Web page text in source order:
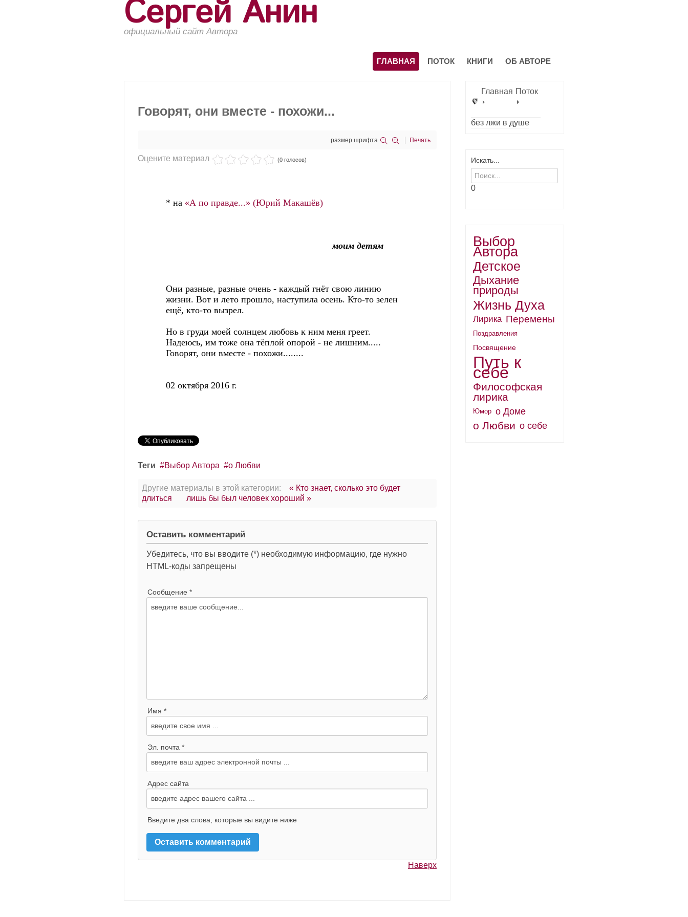
Сергей Анин
официальный сайт Автора
ГЛАВНАЯ ПОТОК КНИГИ ОБ АВТОРЕ
Говорят, они вместе - похожи...
размер шрифта Печать
Оцените материал (0 голосов)
* на«А по правде...» (Юрий Макашёв)
моим детям
Они разные, разные очень - каждый гнёт свою линию
жизни. Вот и лето прошло, наступила осень. Кто-то зелен
ещё, кто-то вызрел.
Но в груди моей солнцем любовь к ним меня греет.
Надеюсь, им тоже она тёплой опорой - не лишним.....
Говорят, они вместе - похожи........
02 октября 2016 г.
Теги Выбор Автора о Любви
Другие материалы в этой категории:
« Кто знает, сколько это будет
длиться
лишь бы был человек хороший »
Оставить комментарий
Убедитесь, что вы вводите (*) необходимую информацию, где нужно
HTML-коды запрещены
Сообщение *
Имя *
Эл. почта *
Адрес сайта
Введите два слова, которые вы видите ниже
Наверх
Главная Поток
без лжи в душе
Искать...
0
Выбор
Автора
Детское
Дыхание
природы
Жизнь Духа
Лирика Перемены
Поздравления
Посвящение
Путь к
себе
Философская
лирика
Юмор о Доме
о Любви о себе